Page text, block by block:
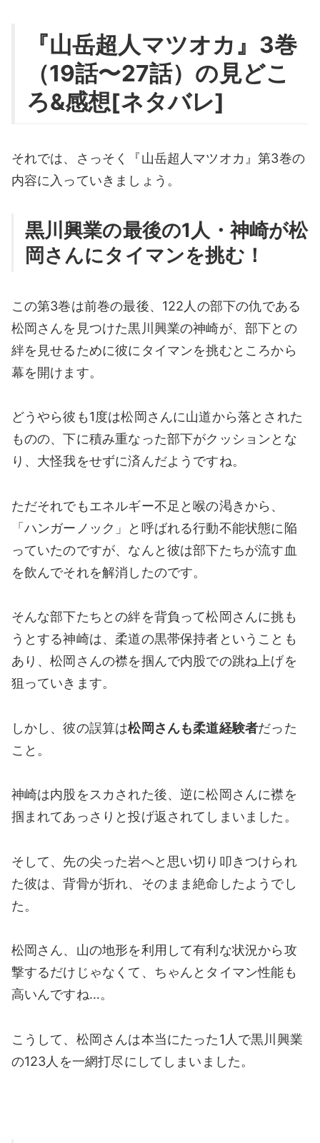
『山岳超人マツオカ』3巻
（19話〜27話）の見どこ
ろ&感想[ネタバレ]
それでは、さっそく『山岳超人マツオカ』第3巻の
内容に入っていきましょう。
黒川興業の最後の1人・神崎が松
岡さんにタイマンを挑む！
この第3巻は前巻の最後、122人の部下の仇である
松岡さんを見つけた黒川興業の神崎が、部下との
絆を見せるために彼にタイマンを挑むところから
幕を開けます。
どうやら彼も1度は松岡さんに山道から落とされた
ものの、下に積み重なった部下がクッションとな
り、大怪我をせずに済んだようですね。
ただそれでもエネルギー不足と喉の渇きから、
「ハンガーノック」と呼ばれる行動不能状態に陥
っていたのですが、なんと彼は部下たちが流す血
を飲んでそれを解消したのです。
そんな部下たちとの絆を背負って松岡さんに挑も
うとする神崎は、柔道の黒帯保持者ということも
あり、松岡さんの襟を掴んで内股での跳ね上げを
狙っていきます。
しかし、彼の誤算は松岡さんも柔道経験者だった
こと。
神崎は内股をスカされた後、逆に松岡さんに襟を
掴まれてあっさりと投げ返されてしまいました。
そして、先の尖った岩へと思い切り叩きつけられ
た彼は、背骨が折れ、そのまま絶命したようでし
た。
松岡さん、山の地形を利用して有利な状況から攻
撃するだけじゃなくて、ちゃんとタイマン性能も
高いんですね…。
こうして、松岡さんは本当にたった1人で黒川興業
の123人を一網打尽にしてしまいました。